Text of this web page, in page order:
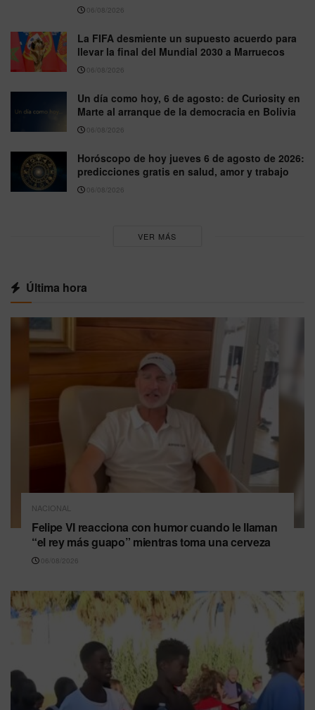
06/08/2026
La FIFA desmiente un supuesto acuerdo para
llevar la final del Mundial 2030 a Marruecos
06/08/2026
Un día como hoy, 6 de agosto: de Curiosity en
Marte al arranque de la democracia en Bolivia
06/08/2026
Horóscopo de hoy jueves 6 de agosto de 2026:
predicciones gratis en salud, amor y trabajo
06/08/2026
VER MÁS
Última hora
NACIONAL
Felipe VI reacciona con humor cuando le llaman
“el rey más guapo” mientras toma una cerveza
06/08/2026